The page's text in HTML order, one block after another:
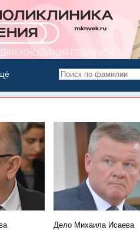
Дело Михаила Исаева